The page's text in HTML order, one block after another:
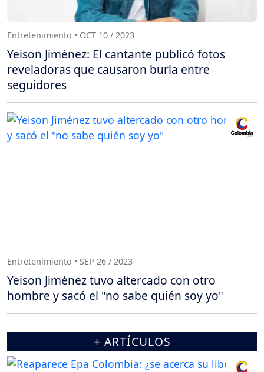
Entretenimiento • OCT 10 / 2023
Yeison Jiménez: El cantante publicó fotos
reveladoras que causaron burla entre
seguidores
Entretenimiento • SEP 26 / 2023
Yeison Jiménez tuvo altercado con otro
hombre y sacó el "no sabe quién soy yo"
+ ARTÍCULOS